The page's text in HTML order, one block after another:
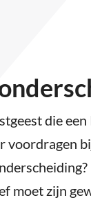
die
voordragen
moet zijn